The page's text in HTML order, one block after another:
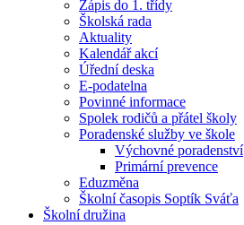
Zápis do 1. třídy
Školská rada
Aktuality
Kalendář akcí
Úřední deska
E-podatelna
Povinné informace
Spolek rodičů a přátel školy
Poradenské služby ve škole
Výchovné poradenství
Primární prevence
Eduzměna
Školní časopis Soptík Sváťa
Školní družina